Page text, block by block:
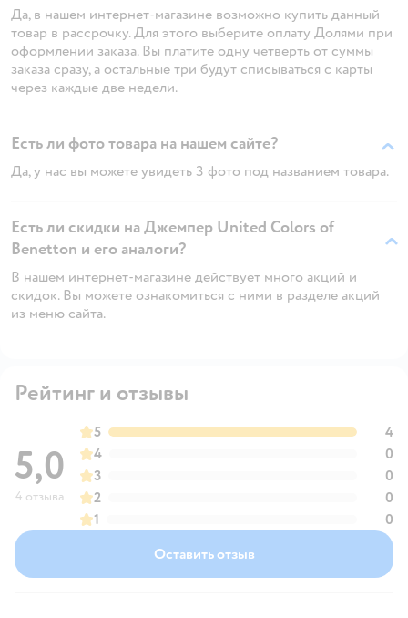
Да, в нашем интернет-магазине возможно купить данный
товар в рассрочку. Для этого выберите оплату Долями при
оформлении заказа. Вы платите одну четверть от суммы
заказа сразу, а остальные три будут списываться с карты
через каждые две недели.
Есть ли фото товара на нашем сайте?
Да, у нас вы можете увидеть 3 фото под названием товара.
Есть ли скидки на Джемпер United Colors of
Benetton и его аналоги?
В нашем интернет-магазине действует много акций и
скидок. Вы можете ознакомиться с ними в разделе акций
из меню сайта.
Рейтинг и отзывы
5,0
4 отзыва
5
4
4
0
3
0
2
0
1
0
Оставить отзыв